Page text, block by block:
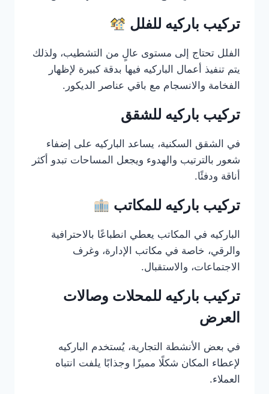
تركيب باركيه للفلل
الفلل تحتاج إلى مستوى عالٍ من التشطيب، ولذلك
يتم تنفيذ أعمال الباركيه فيها بدقة كبيرة لإظهار
الفخامة والانسجام مع باقي عناصر الديكور.
تركيب باركيه للشقق
في الشقق السكنية، يساعد الباركيه على إضفاء
شعور بالترتيب والهدوء ويجعل المساحات تبدو أكثر
أناقة ودفئًا.
تركيب باركيه للمكاتب
الباركيه في المكاتب يعطي انطباعًا بالاحترافية
والرقي، خاصة في مكاتب الإدارة، وغرف
الاجتماعات، والاستقبال.
تركيب باركيه للمحلات وصالات
العرض
في بعض الأنشطة التجارية، يُستخدم الباركيه
لإعطاء المكان شكلًا مميزًا وجذابًا يلفت انتباه
العملاء.